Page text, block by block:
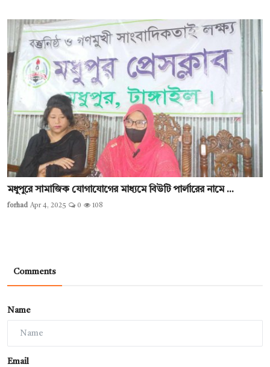
মধুপুরে সামাজিক যোগাযোগের মাধ্যমে বিউটি পার্লারের নামে ...
forhad Apr 4, 2025 0 108
Comments
Name
Email